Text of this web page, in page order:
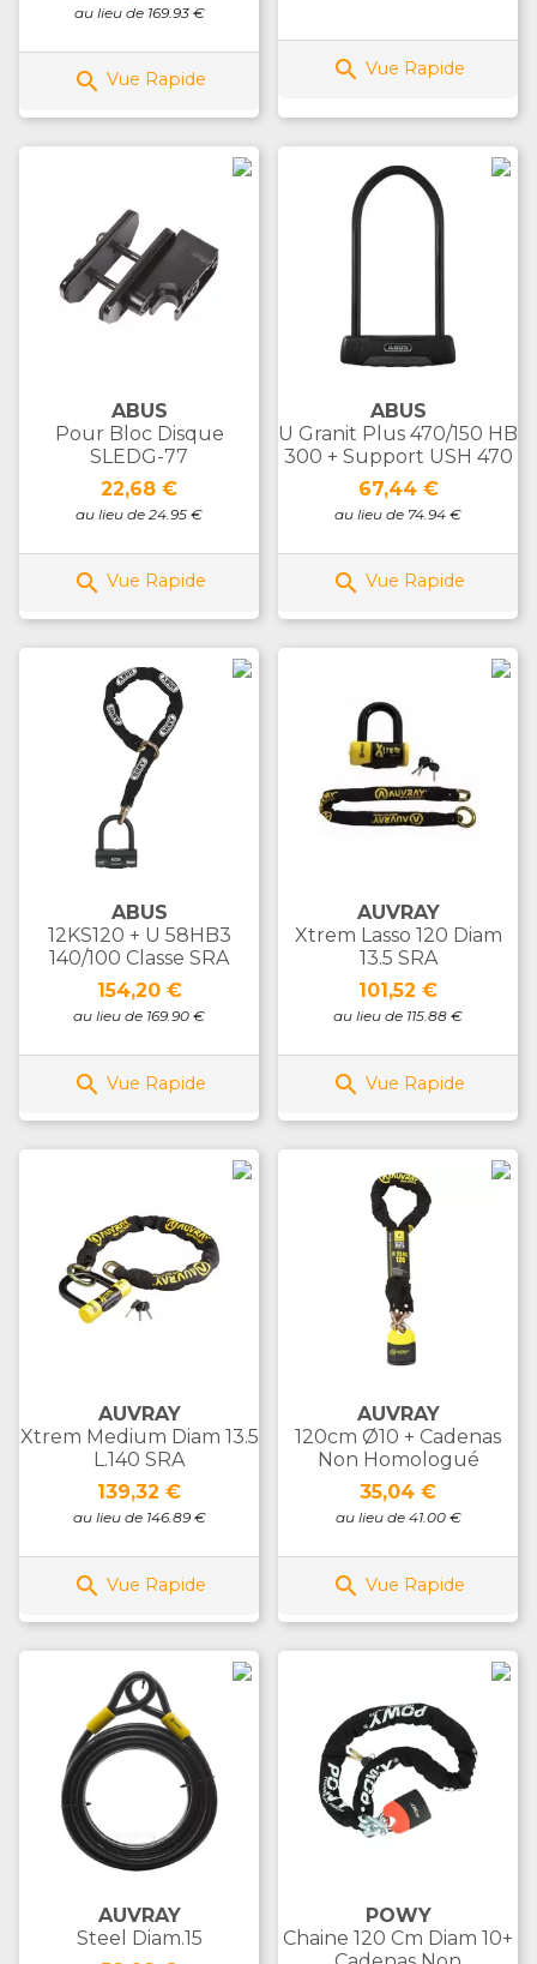
au lieu de 169.93 €
 Vue Rapide  Vue Rapide
ABUS
Pour Bloc Disque
SLEDG-77
Prix
22,68 €
au lieu de 24.95 €
 Vue Rapide
ABUS
U Granit Plus 470/150 HB
300 + Support USH 470
Prix
67,44 €
au lieu de 74.94 €
 Vue Rapide
ABUS
12KS120 + U 58HB3
140/100 Classe SRA
Prix
154,20 €
au lieu de 169.90 €
 Vue Rapide
AUVRAY
Xtrem Lasso 120 Diam
13.5 SRA
Prix
101,52 €
au lieu de 115.88 €
 Vue Rapide
AUVRAY
Xtrem Medium Diam 13.5
L.140 SRA
Prix
139,32 €
au lieu de 146.89 €
 Vue Rapide
AUVRAY
120cm Ø10 + Cadenas
Non Homologué
Prix
35,04 €
au lieu de 41.00 €
 Vue Rapide
AUVRAY
Steel Diam.15
POWY
Chaine 120 Cm Diam 10+